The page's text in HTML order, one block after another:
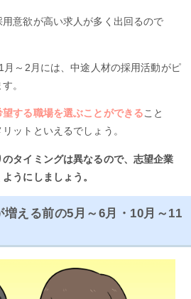
意欲が高い求人が多く出回るので
～2月には、中途人材の採用活動がピ
。
する職場を選ぶことができること
ットといえるでしょう。
タイミングは異なるので、志望企業
うにしましょう。
える前の5月～6月・10月～11